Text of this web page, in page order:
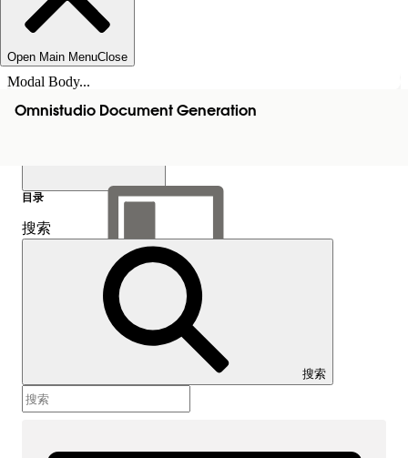
Open Main MenuClose
Modal Body...
Omnistudio Document Generation
显示目录
目录
搜索
搜索